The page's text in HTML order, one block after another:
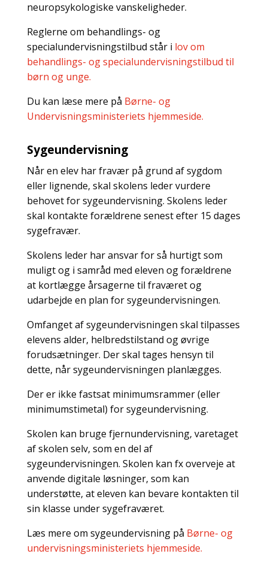
neuropsykologiske vanskeligheder.
Reglerne om behandlings- og
specialundervisningstilbud står i lov om
behandlings- og specialundervisningstilbud til
børn og unge.
Du kan læse mere på Børne- og
Undervisningsministeriets hjemmeside.
Sygeundervisning
Når en elev har fravær på grund af sygdom
eller lignende, skal skolens leder vurdere
behovet for sygeundervisning. Skolens leder
skal kontakte forældrene senest efter 15 dages
sygefravær.
Skolens leder har ansvar for så hurtigt som
muligt og i samråd med eleven og forældrene
at kortlægge årsagerne til fraværet og
udarbejde en plan for sygeundervisningen.
Omfanget af sygeundervisningen skal tilpasses
elevens alder, helbredstilstand og øvrige
forudsætninger. Der skal tages hensyn til
dette, når sygeundervisningen planlægges.
Der er ikke fastsat minimumsrammer (eller
minimumstimetal) for sygeundervisning.
Skolen kan bruge fjernundervisning, varetaget
af skolen selv, som en del af
sygeundervisningen. Skolen kan fx overveje at
anvende digitale løsninger, som kan
understøtte, at eleven kan bevare kontakten til
sin klasse under sygefraværet.
Læs mere om sygeundervisning på Børne- og
undervisningsministeriets hjemmeside.